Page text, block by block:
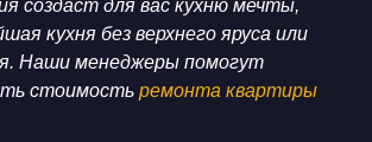
создаст для вас кухню мечты,
кухня без верхнего яруса или
Наши менеджеры помогут
стоимость ремонта квартиры